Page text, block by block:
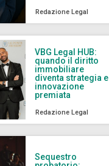
Redazione Legal
VBG Legal HUB:
quando il diritto
immobiliare
diventa strategia e
innovazione
premiata
Redazione Legal
Sequestro